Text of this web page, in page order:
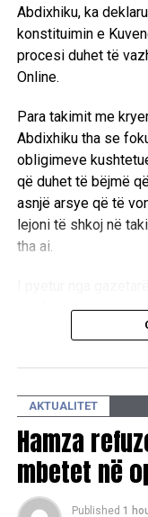
Abdixhiku, ka
konstituimin e
procesi duhet të
Online.
Para takimit me
Abdixhiku tha se
obligimeve
që duhet të bëjmë
asnjë arsye që të
lejoni të shkoj në
tha ai.
së, Abdixhiku u
konstituimin e
Në pyetjen nëse
seanca duhet të
konstitutive. Duhet
nevojë të vonohet
votohet kryetari i
as ka kërkuar, as
AKTUALITET
Hamza
mbetet në
Published 1